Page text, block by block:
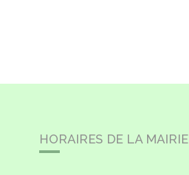
HORAIRES DE LA MAIRIE